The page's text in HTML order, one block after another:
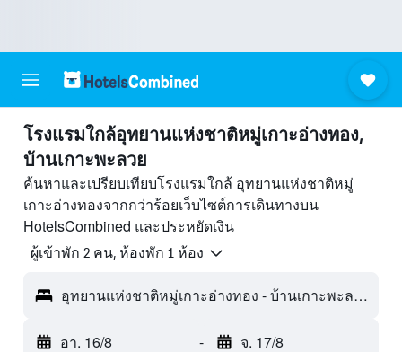
โรงแรมใกล้อุทยานแห่งชาติหมู่เกาะอ่างทอง,
บ้านเกาะพะลวย
ค้นหาและเปรียบเทียบโรงแรมใกล้ อุทยานแห่งชาติหมู่
เกาะอ่างทองจากกว่าร้อยเว็บไซต์การเดินทางบน
HotelsCombined และประหยัดเงิน
ผู้เข้าพัก 2 คน, ห้องพัก 1 ห้อง
อุทยานแห่งชาติหมู่เกาะอ่างทอง - บ้านเกาะพะลวย, ประเทศไทย
อา. 16/8 - จ. 17/8